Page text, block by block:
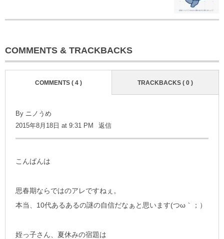
COMMENTS & TRACKBACKS
COMMENTS ( 4 ) TRACKBACKS ( 0 )
By ニノうめ
2015年8月18日 at 9:31 PM
返信
こんばんは
思春期ならではのアレですねぇ。
本当、10代あるあるの謎の自信だなぁと思います(つω｀；）
姪っ子さん、夏休みの宿題は